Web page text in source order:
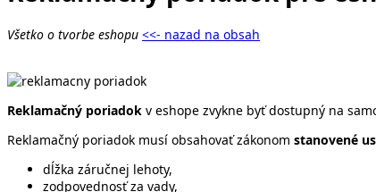
Všetko o tvorbe eshopu <<- nazad na obsah
Reklamačný poriadok v eshope zvykne byť dostupný na
Reklamačný poriadok musí obsahovať zákonom stanovené
dĺžka záručnej lehoty,
zodpovednosť za vady,